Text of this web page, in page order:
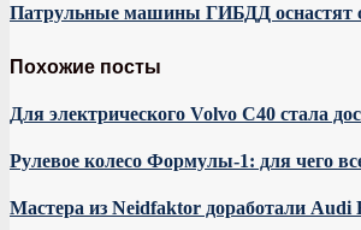
Патрульные машины ГИБДД оснастят
Похожие посты
Для электрического Volvo C40 стала
Рулевое колесо Формулы-1: для чего
Мастера из Neidfaktor доработали Audi